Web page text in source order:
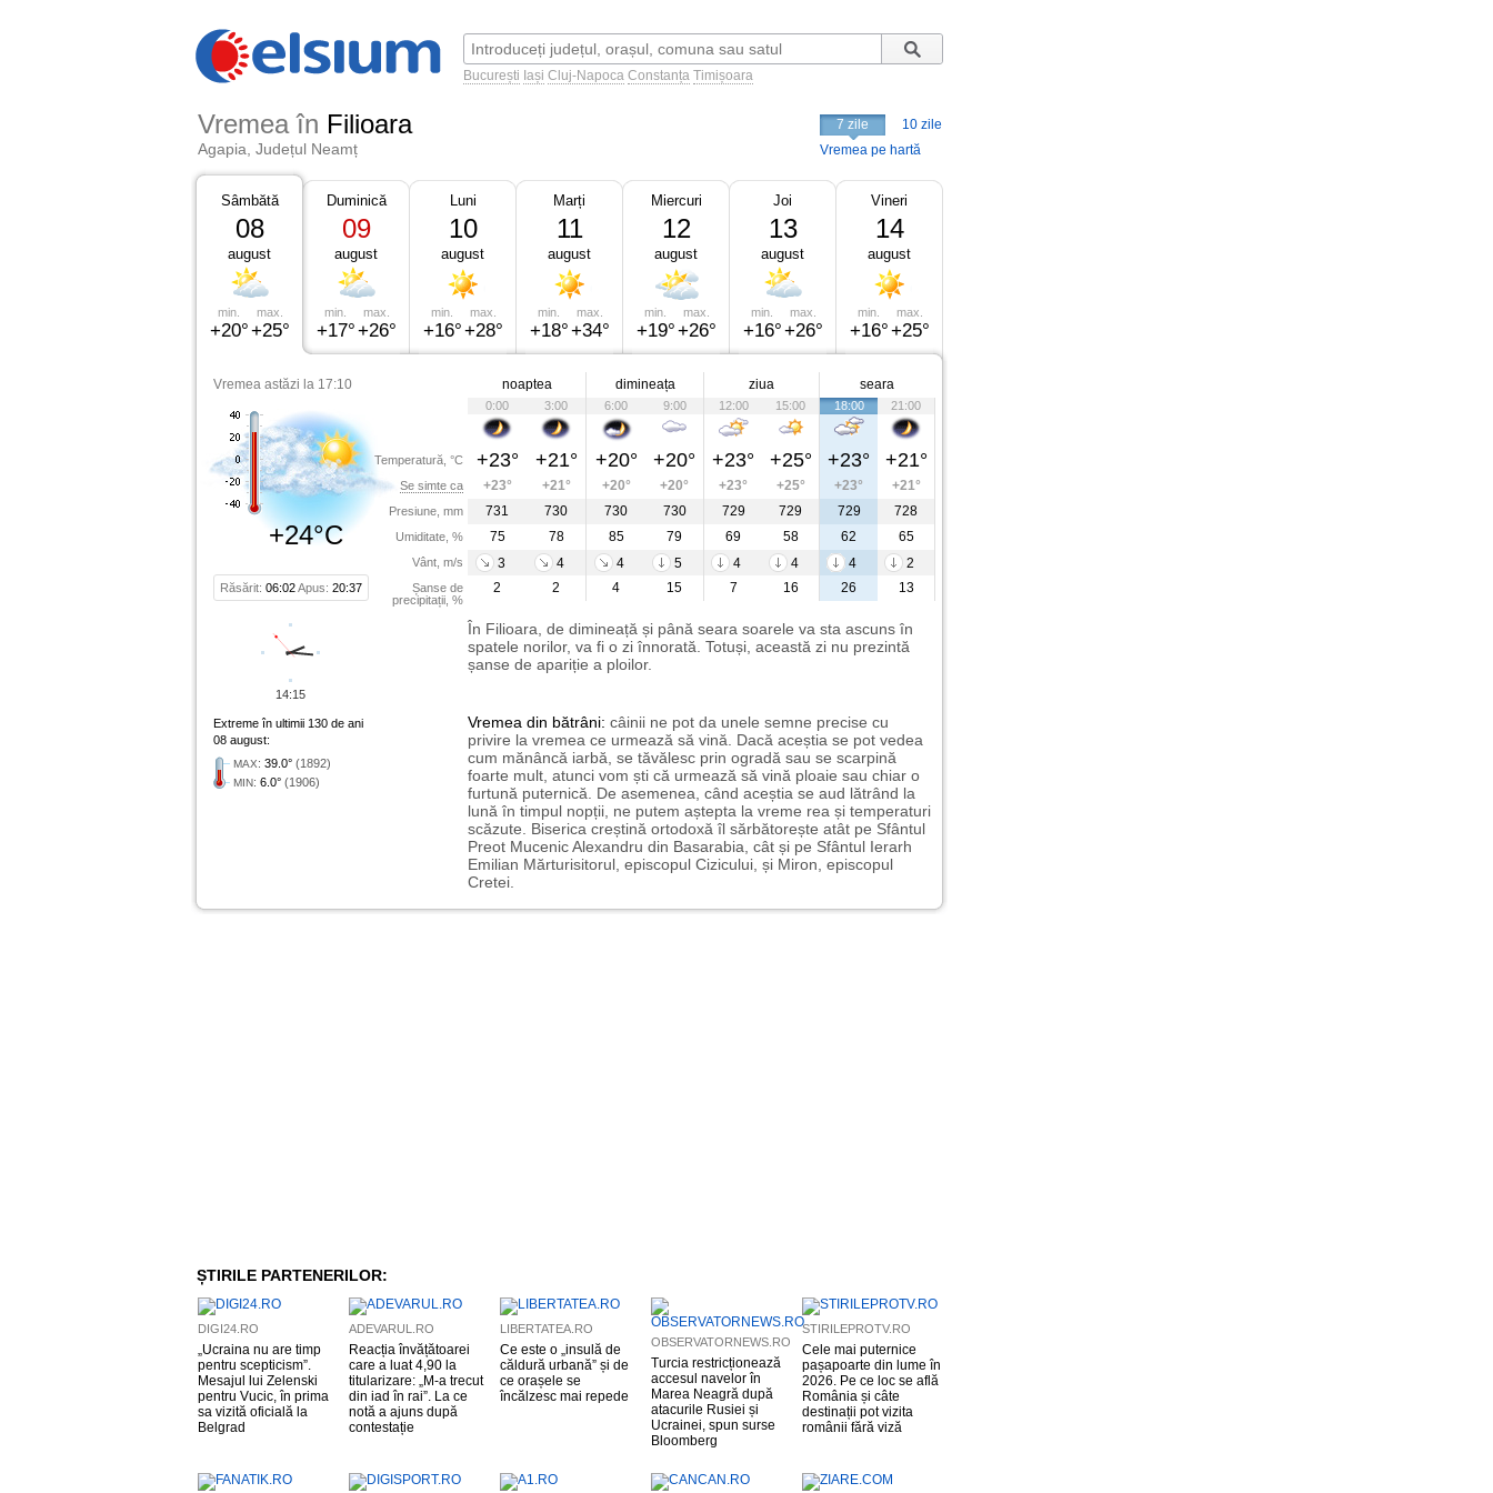
București Iași Cluj-Napoca Constanța Timișoara
Vremea în Filioara
Agapia, Județul Neamț
7 zile
10 zile
Vremea pe hartă
Sâmbătă
08
august
min.
+20°
max.
+25°
Duminică
09
august
min.
+17°
max.
+26°
Luni
10
august
min.
+16°
max.
+28°
Marți
11
august
min.
+18°
max.
+34°
Miercuri
12
august
min.
+19°
max.
+26°
Joi
13
august
min.
+16°
max.
+26°
Vineri
14
august
min.
+16°
max.
+25°
Vremea astăzi la 17:10
+24°C
Răsărit: 06:02Apus: 20:37
Temperatură, °C
Se simte ca
Presiune, mm
Umiditate, %
Vânt, m/s
Șanse de
precipitații, %
noaptea dimineața ziua seara
0:00 3:00 6:00 9:00 12:00 15:00 18:00 21:00
+23° +21° +20° +20° +23° +25° +23° +21°
+23° +21° +20° +20° +23° +25° +23°
+21°
731
730 730 730 729 729 729
728
75
78 85 79 69 58 62
65
3
4 4 5 4 4 4
2
2
2 4 15 7 16 26 13
În Filioara, de dimineață și până seara soarele va sta ascuns în
spatele norilor, va fi o zi înnorată. Totuși, această zi nu prezintă
șanse de apariție a ploilor.
Extreme în ultimii 130 de ani
08 august:
MAX: 39.0° (1892)
MIN: 6.0° (1906)
Vremea din bătrâni: câinii ne pot da unele semne precise cu
privire la vremea ce urmează să vină. Dacă aceștia se pot vedea
cum mănâncă iarbă, se tăvălesc prin ogradă sau se scarpină
foarte mult, atunci vom ști că urmează să vină ploaie sau chiar o
furtună puternică. De asemenea, când aceștia se aud lătrând la
lună în timpul nopții, ne putem aștepta la vreme rea și temperaturi
scăzute. Biserica creștină ortodoxă îl sărbătorește atât pe Sfântul
Preot Mucenic Alexandru din Basarabia, cât și pe Sfântul Ierarh
Emilian Mărturisitorul, episcopul Cizicului, și Miron, episcopul
Cretei.
14:15
ȘTIRILE PARTENERILOR:
DIGI24.RO
„Ucraina nu are timp
pentru scepticism”.
Mesajul lui Zelenski
pentru Vucic, în prima
sa vizită oficială la
Belgrad
ADEVARUL.RO
Reacția învățătoarei
care a luat 4,90 la
titularizare: „M-a trecut
din iad în rai”. La ce
notă a ajuns după
contestație
LIBERTATEA.RO
Ce este o „insulă de
căldură urbană” și de
ce orașele se
încălzesc mai repede
OBSERVATORNEWS.RO
Turcia restricționează
accesul navelor în
Marea Neagră după
atacurile Rusiei și
Ucrainei, spun surse
Bloomberg
STIRILEPROTV.RO
Cele mai puternice
pașapoarte din lume în
2026. Pe ce loc se află
România și câte
destinații pot vizita
românii fără viză